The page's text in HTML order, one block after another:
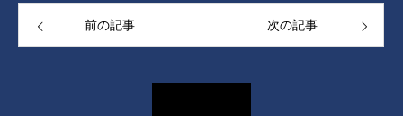
前の記事 次の記事